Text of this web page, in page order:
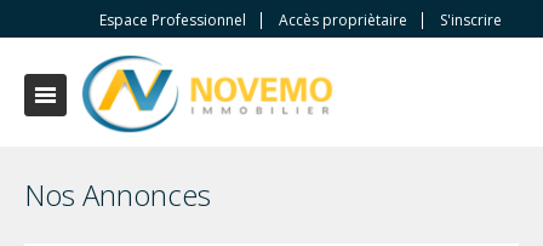
Espace Professionnel Accès propriètaire S'inscrire
Nos Annonces